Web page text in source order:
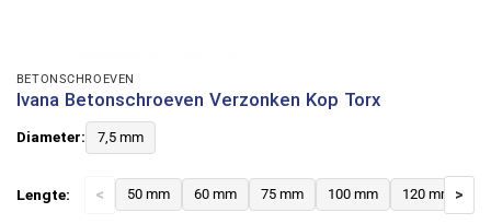
BETONSCHROEVEN
Ivana Betonschroeven Verzonken Kop Torx
Diameter: 7,5 mm
Lengte: < 50 mm 60 mm 75 mm 100 mm 120 mm >